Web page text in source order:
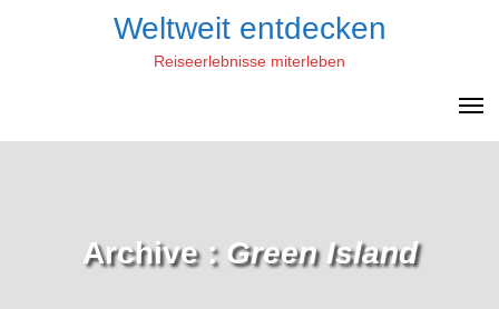
Weltweit entdecken
Reiseerlebnisse miterleben
Archive : Green Island